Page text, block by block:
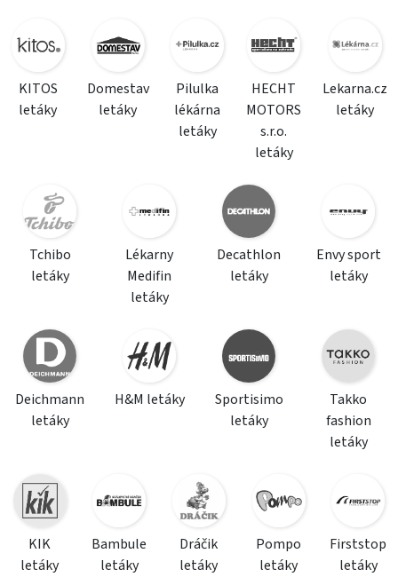
KITOS
letáky
Domestav
letáky
Pilulka
lékárna
letáky
HECHT
MOTORS
s.r.o.
letáky
Lekarna.cz
letáky
Tchibo
letáky
Lékarny
Medifin
letáky
Decathlon
letáky
Envy sport
letáky
Deichmann
letáky
H&M letáky
Sportisimo
letáky
Takko
fashion
letáky
KIK
letáky
Bambule
letáky
Dráčik
letáky
Pompo
letáky
Firststop
letáky